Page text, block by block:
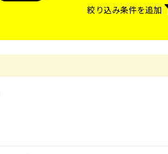
絞り込み条件を追加